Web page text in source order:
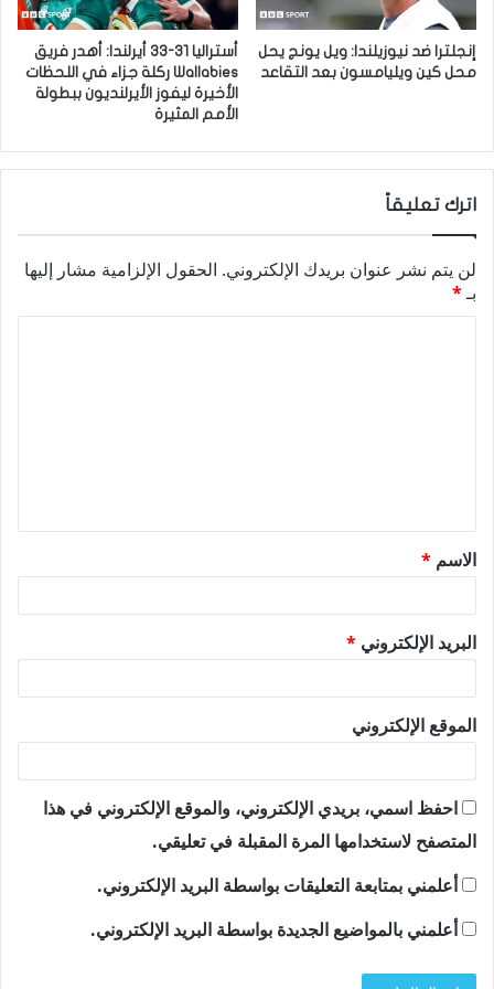
إنجلترا ضد نيوزيلندا: ويل يونج يحل
محل كين ويليامسون بعد التقاعد
أستراليا 31-33 أيرلندا: أهدر فريق
Wallabies ركلة جزاء في اللحظات
الأخيرة ليفوز الأيرلنديون ببطولة
الأمم المثيرة
اترك تعليقاً
لن يتم نشر عنوان بريدك الإلكتروني. الحقول الإلزامية مشار إليها
بـ*
ق
*
الاسم *
البريد الإلكتروني *
الموقع الإلكتروني
احفظ اسمي، بريدي الإلكتروني، والموقع الإلكتروني في هذا
المتصفح لاستخدامها المرة المقبلة في تعليقي.
أعلمني بمتابعة التعليقات بواسطة البريد الإلكتروني.
أعلمني بالمواضيع الجديدة بواسطة البريد الإلكتروني.